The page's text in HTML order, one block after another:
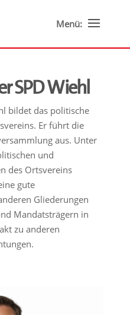
SPD Wiehl
bildet das politische
Er führt die
aus. Unter
und
des Ortsvereins
gute
Gliederungen
Mandatsträgern in
zu anderen